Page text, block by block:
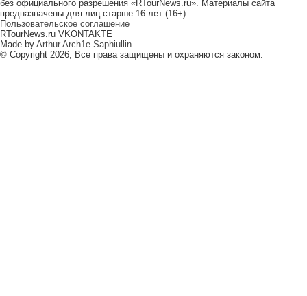
без официального разрешения «RTourNews.ru». Материалы сайта
предназначены для лиц старше 16 лет (16+).
Пользовательское соглашение
RTourNews.ru VKONTAKTE
Made by Arthur Arch1e Saphiullin
© Copyright 2026, Все права защищены и охраняются законом.